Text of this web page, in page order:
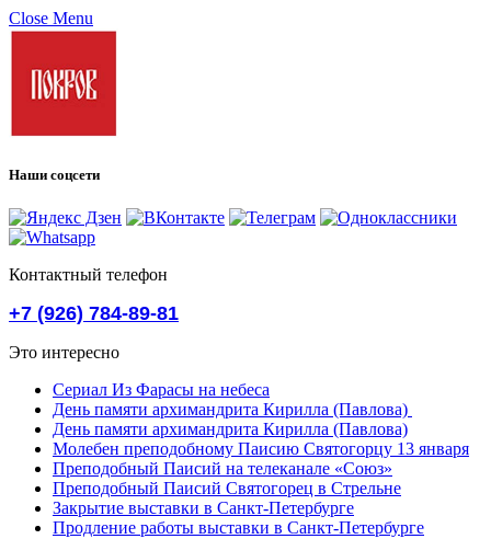
Close Menu
Наши соцсети
Контактный телефон
+7 (926) 784-89-81
Это интересно
Сериал Из Фарасы на небеса
День памяти архимандрита Кирилла (Павлова)
День памяти архимандрита Кирилла (Павлова)
Молебен преподобному Паисию Святогорцу 13 января
Преподобный Паисий на телеканале «Союз»
Преподобный Паисий Святогорец в Стрельне
Закрытие выставки в Санкт-Петербурге
Продление работы выставки в Санкт-Петербурге